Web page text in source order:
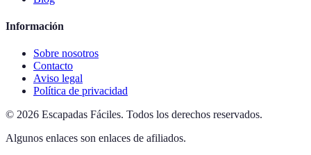
Información
Sobre nosotros
Contacto
Aviso legal
Política de privacidad
© 2026 Escapadas Fáciles. Todos los derechos reservados.
Algunos enlaces son enlaces de afiliados.